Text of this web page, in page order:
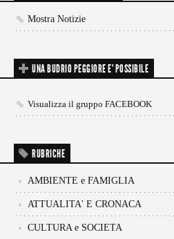
Mostra Notizie
UNA BUDRIO PEGGIORE E’ POSSIBILE
Visualizza il gruppo FACEBOOK
RUBRICHE
AMBIENTE e FAMIGLIA
ATTUALITA' E CRONACA
CULTURA e SOCIETA